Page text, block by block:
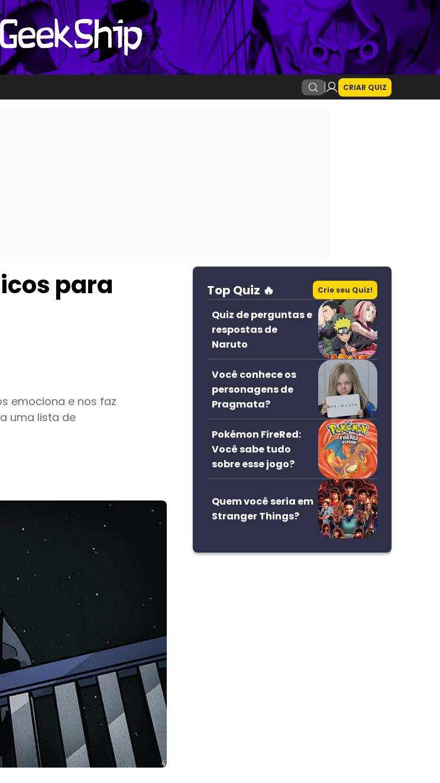
CRIAR QUIZ
para
emociona e nos faz
uma lista de
Top Quiz 🔥 Crie seu Quiz!
Quiz de perguntas e
respostas de
Naruto
Você conhece os
personagens de
Pragmata?
Pokémon FireRed:
Você sabe tudo
sobre esse jogo?
Quem você seria em
Stranger Things?